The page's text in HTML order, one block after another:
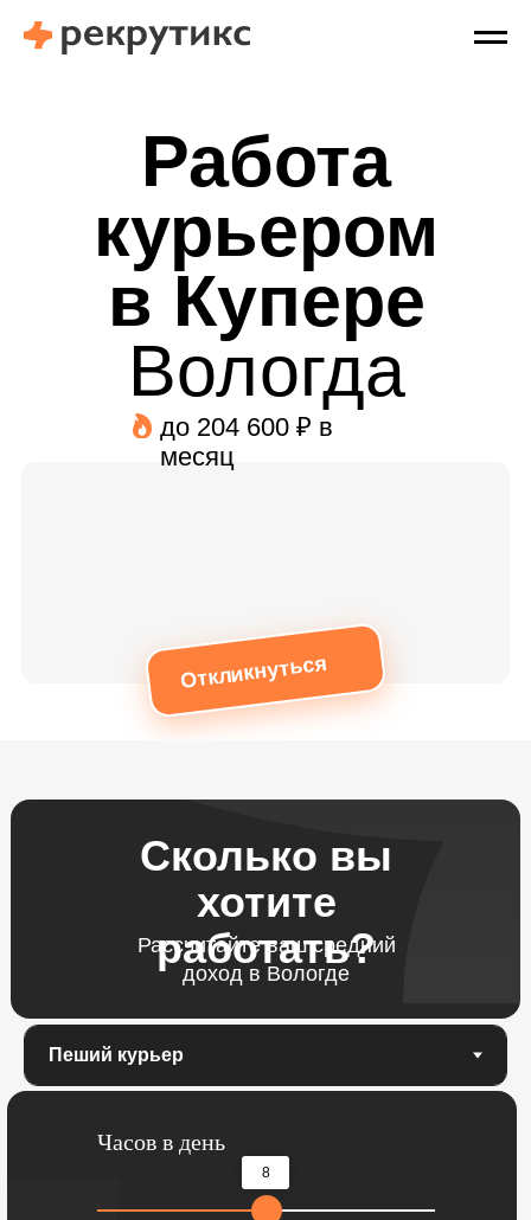
Работа
курьером
в Купере
Вологда
Откликнуться
до 204 600 ₽ в
месяц
Сколько вы
хотите
работать?
Рассчитайте ваш средний
доход в Вологде
Часов в день
8